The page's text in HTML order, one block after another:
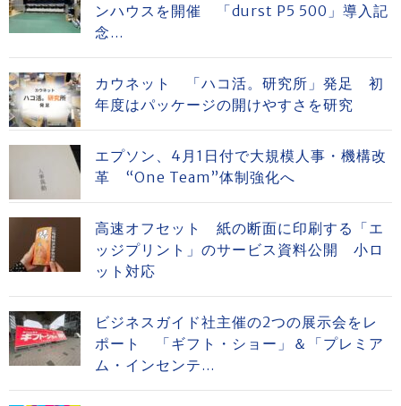
ンハウスを開催 「durst P5 500」導入記
念...
カウネット 「ハコ活。研究所」発足 初
年度はパッケージの開けやすさを研究
エプソン、4月1日付で大規模人事・機構改
革 “One Team”体制強化へ
高速オフセット 紙の断面に印刷する「エ
ッジプリント」のサービス資料公開 小ロ
ット対応
ビジネスガイド社主催の2つの展示会をレ
ポート 「ギフト・ショー」＆「プレミア
ム・インセンテ...